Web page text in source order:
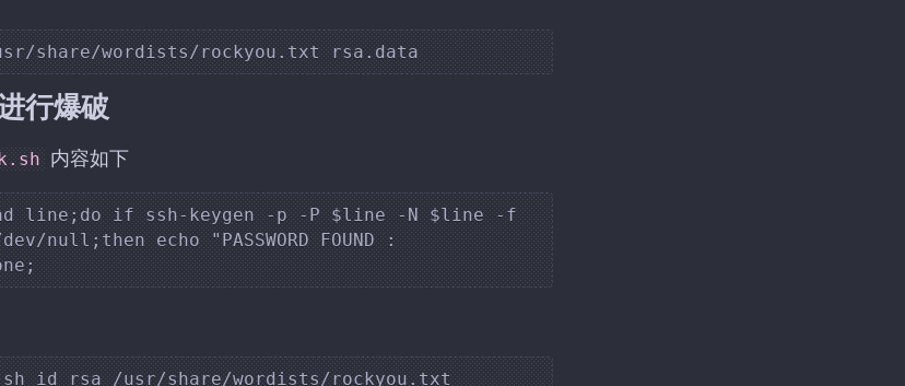
行爆破
内容如下
line;do if ssh-keygen -p -P $line -N $line -f
null;then echo "PASSWORD FOUND :